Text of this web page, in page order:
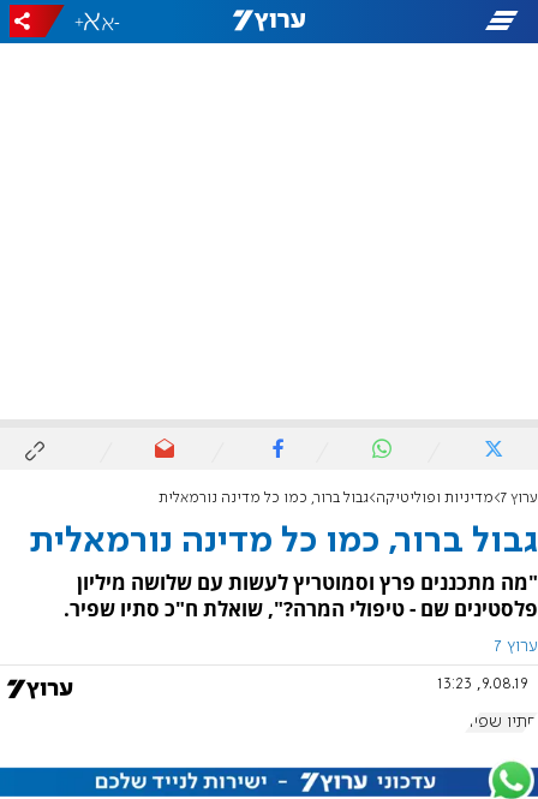
-
+
ערוץ 7 מדיניות ופוליטיקה גבול ברור, כמו כל מדינה נורמאלית
גבול ברור, כמו כל מדינה נורמאלית
"מה מתכננים פרץ וסמוטריץ לעשות עם שלושה מיליון
פלסטינים שם - טיפולי המרה?", שואלת ח"כ סתיו שפיר.
ערוץ 7
9.08.19, 13:23
סתיו שפיר